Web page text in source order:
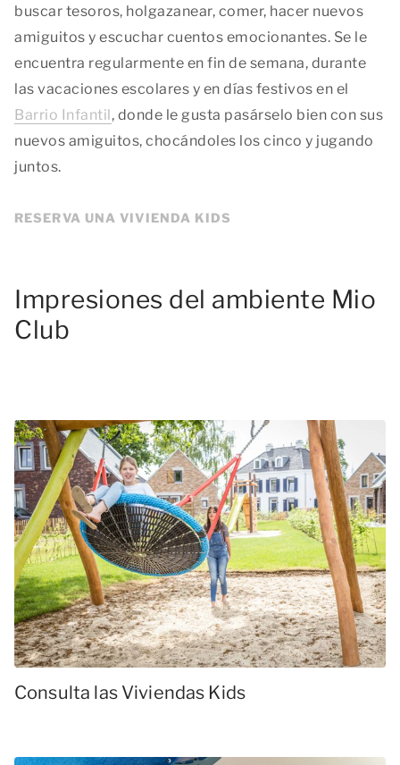
buscar tesoros, holgazanear, comer, hacer nuevos
amiguitos y escuchar cuentos emocionantes. Se le
encuentra regularmente en fin de semana, durante
las vacaciones escolares y en días festivos en el
Barrio Infantil, donde le gusta pasárselo bien con sus
nuevos amiguitos, chocándoles los cinco y jugando
juntos.
RESERVA UNA VIVIENDA KIDS
Impresiones del ambiente Mio
Club
Consulta las Viviendas Kids